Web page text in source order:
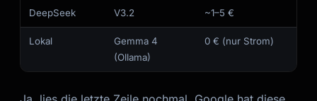
DeepSeek V3.2 ~1–5 €
Lokal
Gemma 4
(Ollama)
0 € (nur Strom)